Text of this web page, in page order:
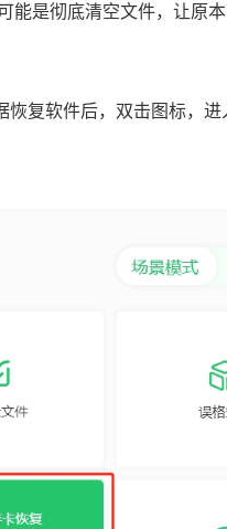
能是彻底清空文件，让原
复软件后，双击图标，